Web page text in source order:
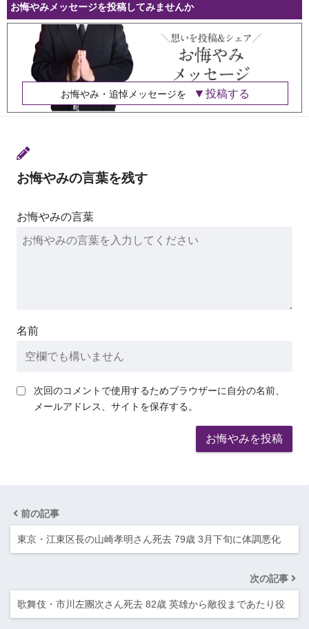
お悔やみメッセージを投稿してみませんか
お悔やみ・追悼メッセージを 投稿する
お悔やみの言葉を残す
お悔やみの言葉
名前
次回のコメントで使用するためブラウザーに自分の名前、
メールアドレス、サイトを保存する。
前の記事
東京・江東区長の山崎孝明さん死去 79歳 3月下旬に体調悪化
次の記事
歌舞伎・市川左團次さん死去 82歳 英雄から敵役まであたり役